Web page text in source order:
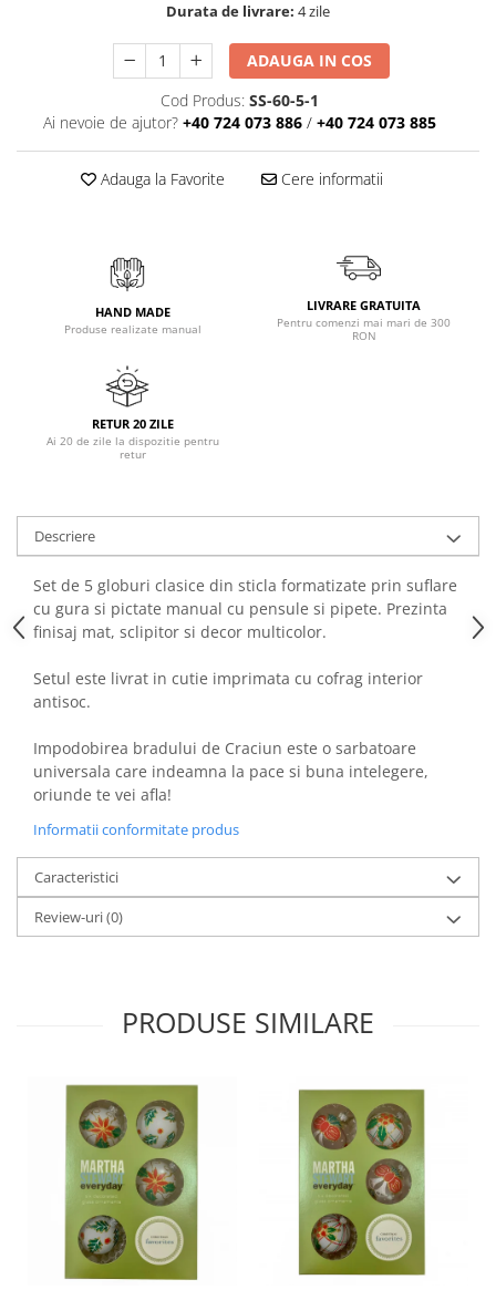
Durata de livrare: 4 zile
ADAUGA IN COS
Cod Produs: SS-60-5-1
Ai nevoie de ajutor? +40 724 073 886 / +40 724 073 885
Adauga la Favorite Cere informatii
HAND MADE
Produse realizate manual
LIVRARE GRATUITA
Pentru comenzi mai mari de 300
RON
RETUR 20 ZILE
Ai 20 de zile la dispozitie pentru
retur
Descriere
Set de 5 globuri clasice din sticla formatizate prin suflare
cu gura si pictate manual cu pensule si pipete. Prezinta
finisaj mat, sclipitor si decor multicolor.
Setul este livrat in cutie imprimata cu cofrag interior
antisoc.
Impodobirea bradului de Craciun este o sarbatoare
universala care indeamna la pace si buna intelegere,
oriunde te vei afla!
Informatii conformitate produs
Caracteristici
Review-uri(0)
PRODUSE SIMILARE